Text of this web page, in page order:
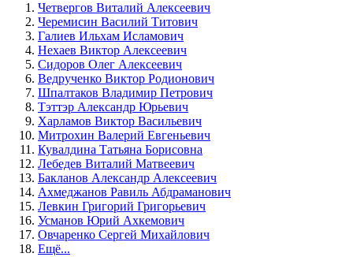
Четвергов Виталий Алексеевич
Черемисин Василий Титович
Галиев Ильхам Исламович
Нехаев Виктор Алексеевич
Сидоров Олег Алексеевич
Ведрученко Виктор Родионович
Шпалтаков Владимир Петрович
Тэттэр Александр Юрьевич
Харламов Виктор Васильевич
Митрохин Валерий Евгеньевич
Кувалдина Татьяна Борисовна
Лебедев Виталий Матвеевич
Бакланов Александр Алексеевич
Ахмеджанов Равиль Абдраманович
Левкин Григорий Григорьевич
Усманов Юрий Ахкемович
Овчаренко Сергей Михайлович
Ещё...